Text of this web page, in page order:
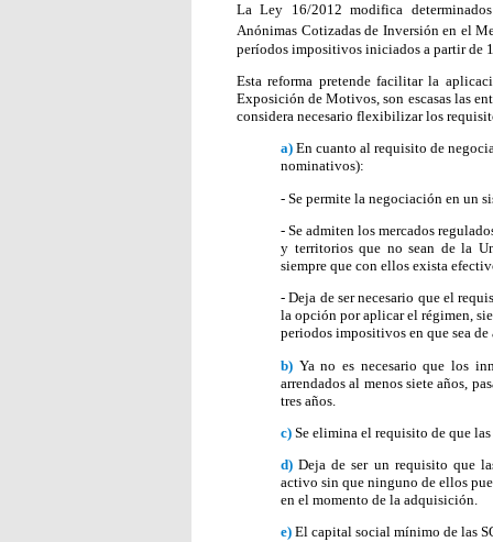
La Ley 16/2012 modifica
Anónimas Cotizadas de Inversión en el
períodos impositivos iniciados a partir de
Esta reforma pretende facilitar la
Exposición de Motivos, son escasas las
considera necesario flexibilizar los
a) En cuanto al requisito de
nominativos):
- Se permite la negociación en un
- Se admiten los mercados
y territorios que no sean de la
siempre que con ellos exista
- Deja de ser necesario que el
la opción por aplicar el régimen,
periodos impositivos en que sea
b) Ya no es necesario que los
arrendados al menos siete años,
tres años.
c) Se elimina el requisito de que
d) Deja de ser un requisito que
activo sin que ninguno de ellos
en el momento de la adquisición.
e) El capital social mínimo de las